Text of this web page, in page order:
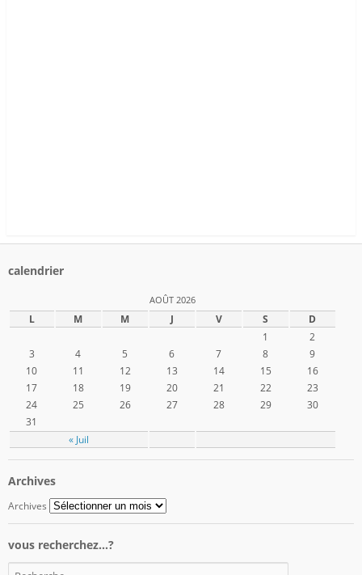
calendrier
AOÛT 2026
L M M J V S D
« Juil
1
2
3
4 5 6 7 8
9
10
11 12 13 14 15
16
17
18 19 20 21 22
23
24
25 26 27 28 29
30
31
Archives
Archives
vous recherchez…?